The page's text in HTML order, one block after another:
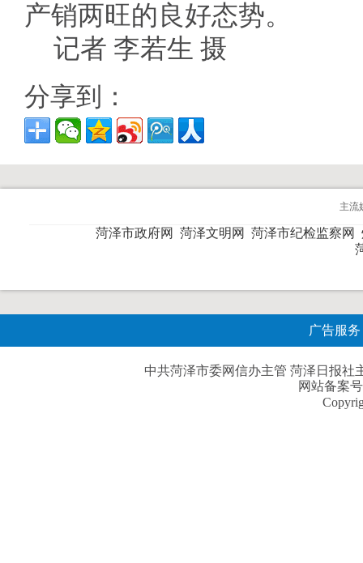
产销两旺的良好态势。
记者 李若生 摄
分享到：
主流
菏泽市政府网 菏泽文明网 菏泽市纪检监察网
广告服务
中共菏泽市委网信办主管 菏泽日报社
网站备案